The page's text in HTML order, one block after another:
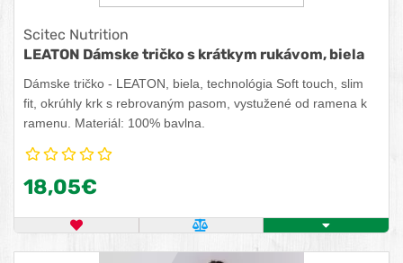
Scitec Nutrition
LEATON Dámske tričko s krátkym rukávom, biela
Dámske tričko - LEATON, biela, technológia Soft touch, slim
fit, okrúhly krk s rebrovaným pasom, vystužené od ramena k
ramenu. Materiál: 100% bavlna.
18,05€
OBĽÚBENÝ PRODUKTPOROVNAŤ PRODUKT
KÚPIŤ